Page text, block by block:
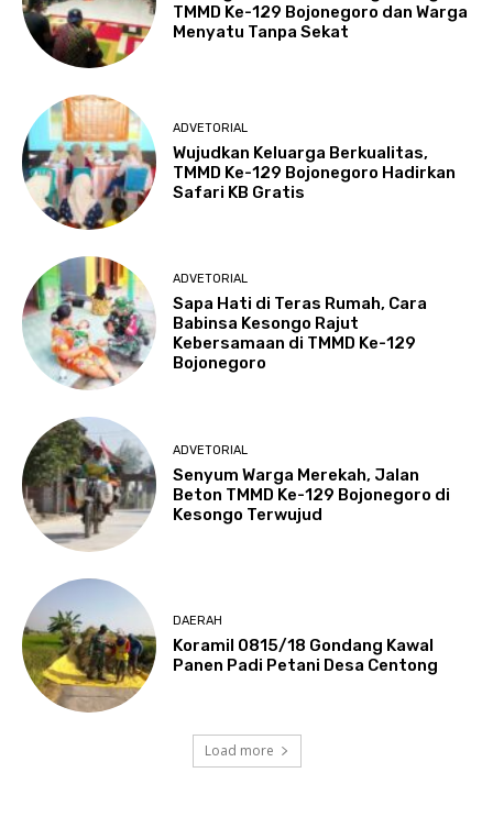
TMMD Ke-129 Bojonegoro dan Warga
Menyatu Tanpa Sekat
ADVETORIAL
Wujudkan Keluarga Berkualitas,
TMMD Ke-129 Bojonegoro Hadirkan
Safari KB Gratis
ADVETORIAL
Sapa Hati di Teras Rumah, Cara
Babinsa Kesongo Rajut
Kebersamaan di TMMD Ke-129
Bojonegoro
ADVETORIAL
Senyum Warga Merekah, Jalan
Beton TMMD Ke-129 Bojonegoro di
Kesongo Terwujud
DAERAH
Koramil 0815/18 Gondang Kawal
Panen Padi Petani Desa Centong
Load more